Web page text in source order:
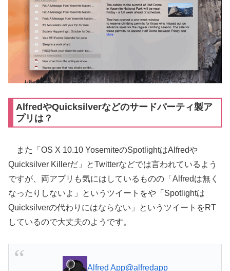
AlfredやQuicksilverなどのサードパーティ製ア
プリは？
また「OS X 10.10 YosemiteのSpotlightはAlfredや
Quicksilver Killerだ」とTwitterなどでは言われているよう
ですが、両アプリも気にはしているものの「Alfredは無く
なったりしないよ」というツイートをや「Spotlightは
Quicksilverの代わりにはならない」というツイートをRT
しているので大丈夫のようです。
Alfred App@alfredapp